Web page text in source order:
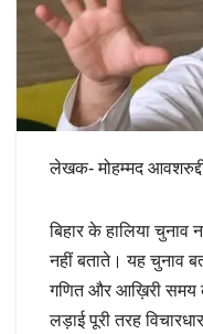
लेखक- मोहम्मद
बिहार के हालिया चुनाव
नहीं बताते। यह चुनाव
गणित और आख़िरी समय
लड़ाई पूरी तरह